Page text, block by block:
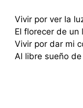
Vivir por ver la
El florecer de un
Vivir por dar mi
Al libre sueño de